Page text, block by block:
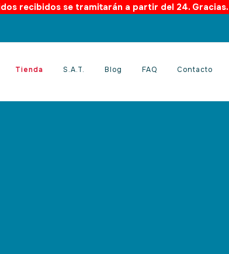
recibidos se tramitarán a partir del 24.
Tienda S.A.T. Blog FAQ Contacto